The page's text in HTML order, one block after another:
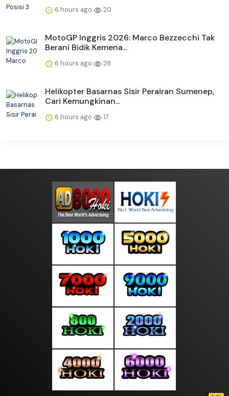
6 hours ago 20
MotoGP Inggris 2026: Marco Bezzecchi Tak
Berani Bidik Kemena...
6 hours ago 28
Helikopter Basarnas Sisir Perairan Sumenep,
Cari Kemungkinan...
6 hours ago 17